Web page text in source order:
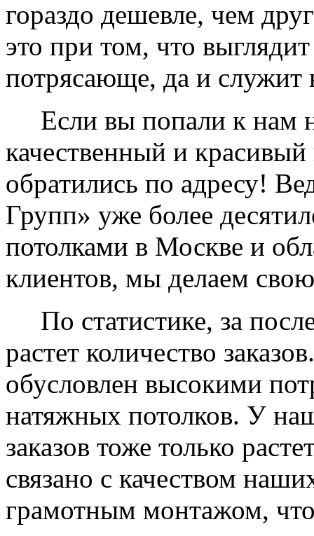
гораздо дешевле, чем
это при том, что
потрясающе, да и служит
Если вы попали к нам
качественный и
обратились по адресу!
Групп» уже более
потолками в Москве и
клиентов, мы делаем
По статистике, за
растет количество
обусловлен высокими
натяжных потолков. У
заказов тоже только
связано с качеством
грамотным монтажом,